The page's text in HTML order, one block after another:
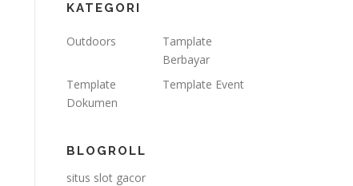
KATEGORI
Outdoors
Tamplate
Berbayar
Template
Dokumen
Template Event
BLOGROLL
situs slot gacor